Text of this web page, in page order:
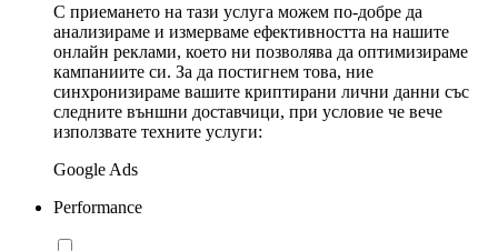
С приемането на тази услуга можем по-добре да
анализираме и измерваме ефективността на нашите
онлайн реклами, което ни позволява да оптимизираме
кампаниите си. За да постигнем това, ние
синхронизираме вашите криптирани лични данни със
следните външни доставчици, при условие че вече
използвате техните услуги:
Google Ads
Performance